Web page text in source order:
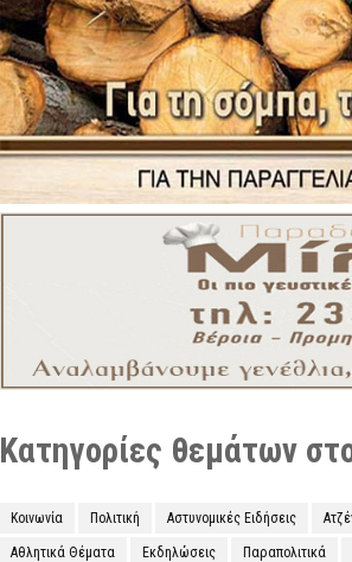
Κατηγορίες θεμάτων
Κοινωνία Πολιτική Αστυνομικές Ειδήσεις
Αθλητικά Θέματα Εκδηλώσεις Παραπολιτικά